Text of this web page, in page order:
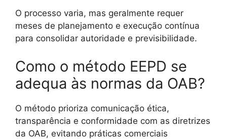
O processo varia, mas geralmente requer
meses de planejamento e execução contínua
para consolidar autoridade e previsibilidade.
Como o método EEPD se
adequa às normas da OAB?
O método prioriza comunicação ética,
transparência e conformidade com as diretrizes
da OAB, evitando práticas comerciais